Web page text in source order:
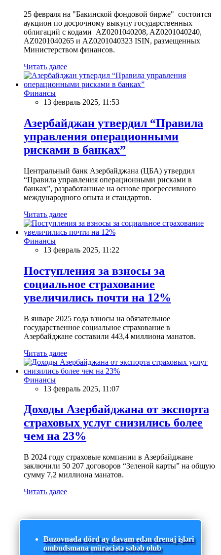
25 февраля на "Бакинской фондовой бирже" состоится
аукцион по досрочному выкупу государственных
облигаций с кодами AZ0201040208, AZ0201040240,
AZ0201040265 и AZ0201040323 ISIN, размещенных
Министерством финансов.
Читать далее
Финансы
13 февраль 2025, 11:53
Азербайджан утвердил “Правила
управления операционными
рисками в банках”
Центральный банк Азербайджана (ЦБА) утвердил
“Правила управления операционными рисками в
банках”, разработанные на основе прогрессивного
международного опыта и стандартов.
Читать далее
Финансы
13 февраль 2025, 11:22
Поступления за взносы за
социальное страхование
увеличились почти на 12%
В январе 2025 года взносы на обязательное
государственное социальное страхование в
Азербайджане составили 443,4 миллиона манатов.
Читать далее
Финансы
13 февраль 2025, 11:07
Доходы Азербайджана от экспорта
страховых услуг снизились более
чем на 23%
В 2024 году страховые компании в Азербайджане
заключили 50 207 договоров “Зеленой карты” на общую
сумму 7,2 миллиона манатов.
Читать далее
Buzovnada dörd ay davam edən drenaj işləri
ombudsmana müraciətə səbəb olub